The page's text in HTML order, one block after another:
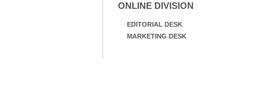
ONLINE DIVISION
EDITORIAL DESK
MARKETING DESK